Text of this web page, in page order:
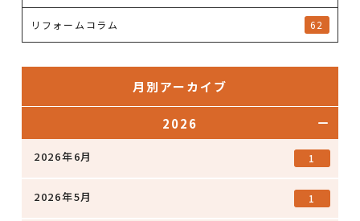
リフォームコラム 62
月別アーカイブ
2026
2026年6月 1
2026年5月 1